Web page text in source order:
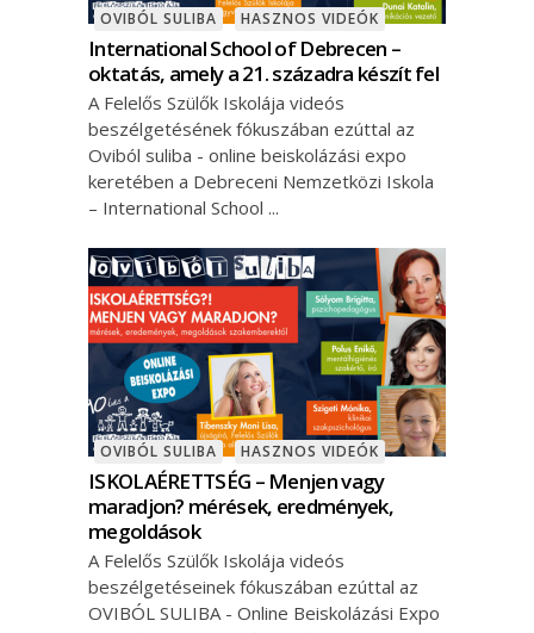
OVIBÓL SULIBA HASZNOS VIDEÓK
International School of Debrecen –
oktatás, amely a 21. századra készít fel
A Felelős Szülők Iskolája videós
beszélgetésének fókuszában ezúttal az
Oviból suliba - online beiskolázási expo
keretében a Debreceni Nemzetközi Iskola
– International School
OVIBÓL SULIBA HASZNOS VIDEÓK
ISKOLAÉRETTSÉG – Menjen vagy
maradjon? mérések, eredmények,
megoldások
A Felelős Szülők Iskolája videós
beszélgetéseinek fókuszában ezúttal az
OVIBÓL SULIBA - Online Beiskolázási Expo